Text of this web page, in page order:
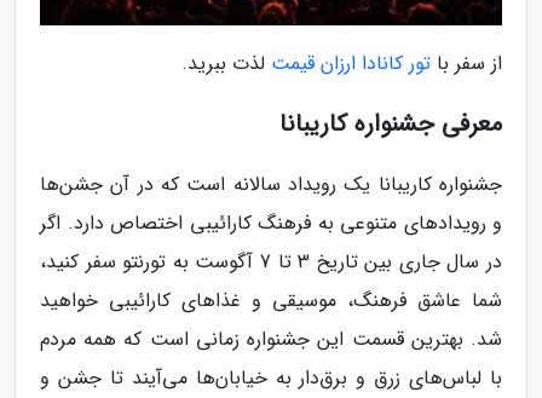
از سفر با تور کانادا ارزان قیمت لذت ببرید.
معرفی جشنواره کاریبانا
جشنواره کاریبانا یک رویداد سالانه است که در آن جشن‌ها
و رویدادهای متنوعی به فرهنگ کارائیبی اختصاص دارد. اگر
در سال جاری بین تاریخ 3 تا 7 آگوست به تورنتو سفر کنید،
شما عاشق فرهنگ، موسیقی و غذاهای کارائیبی خواهید
شد. بهترین قسمت این جشنواره زمانی است که همه مردم
با لباس‌های زرق و برق‌دار به خیابان‌ها می‌آیند تا جشن و